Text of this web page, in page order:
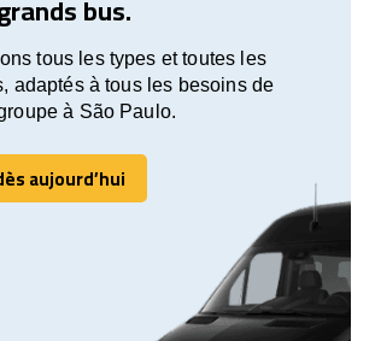
bus.
tous les types et toutes les
adaptés à tous les besoins de
à São Paulo.
aujourd’hui
aujourd’hui